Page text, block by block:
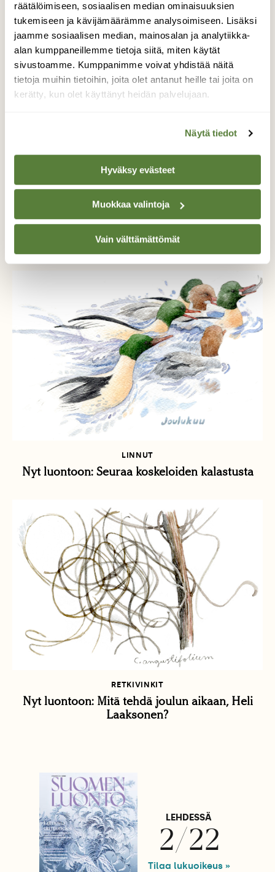
räätälöimiseen, sosiaalisen median ominaisuuksien
tukemiseen ja kävijämäärämme analysoimiseen. Lisäksi
jaamme sosiaalisen median, mainosalan ja analytiikka-
alan kumppaneillemme tietoja siitä, miten käytät
sivustoamme. Kumppanimme voivat yhdistää näitä
tietoja muihin tietoihin, joita olet antanut heille tai joita on
kerätty, kun olet käyttänyt heidän palvelujaan.
Näytä tiedot
Hyväksy evästeet
Muokkaa valintoja
Vain välttämättömät
kello 11:01:30
RETKIVINKIT
Nyt luontoon: Kokeile kepillä jäätä
LINNUT
Nyt luontoon: Seuraa koskeloiden kalastusta
RETKIVINKIT
Nyt luontoon: Mitä tehdä joulun aikaan, Heli
Laaksonen?
LEHDESSÄ
2/22
Tilaa lukuoikeus »